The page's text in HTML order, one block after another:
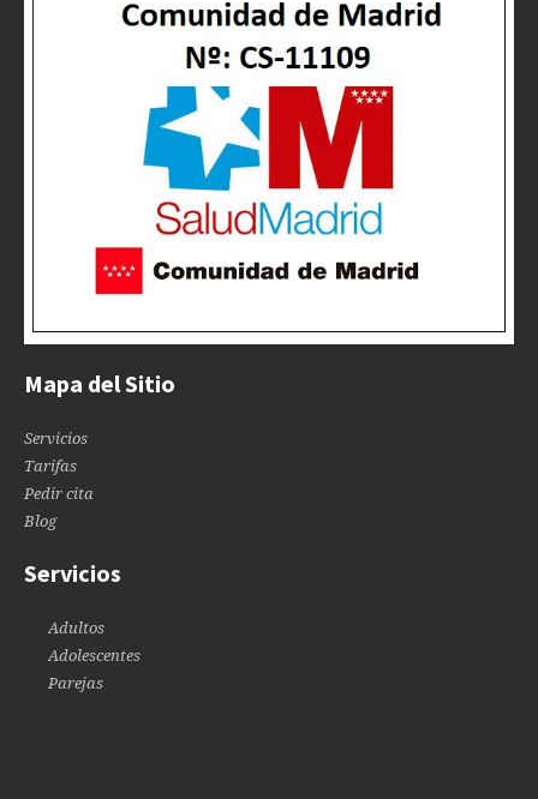
Mapa del Sitio
Servicios
Tarifas
Pedir cita
Blog
Servicios
Adultos
Adolescentes
Parejas